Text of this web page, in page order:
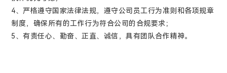
4、严格遵守国家法律法规，遵守公司员工行为准则和各项规章
制度，确保所有的工作行为符合公司的合规要求；
5、有责任心、勤奋、正直、诚信，具有团队合作精神。